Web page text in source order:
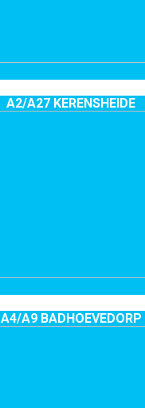
A2/A27 KERENSHEIDE
A4/A9 BADHOEVEDORP